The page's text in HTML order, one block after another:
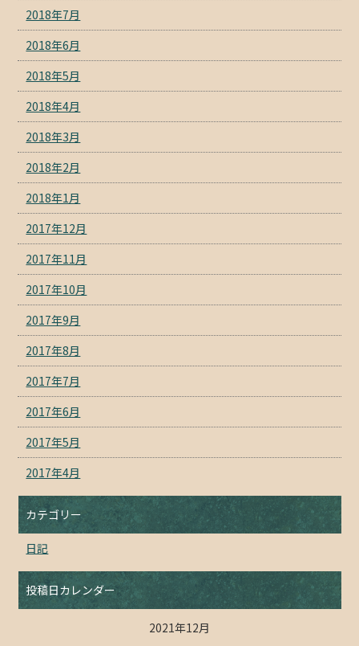
2018年7月
2018年6月
2018年5月
2018年4月
2018年3月
2018年2月
2018年1月
2017年12月
2017年11月
2017年10月
2017年9月
2017年8月
2017年7月
2017年6月
2017年5月
2017年4月
カテゴリー
日記
投稿日カレンダー
2021年12月